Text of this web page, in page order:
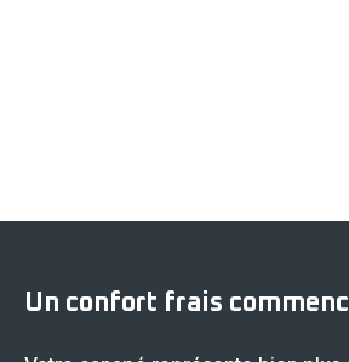
Un confort frais